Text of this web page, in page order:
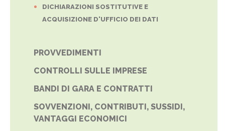
DICHIARAZIONI SOSTITUTIVE E
ACQUISIZIONE D'UFFICIO DEI DATI
PROVVEDIMENTI
CONTROLLI SULLE IMPRESE
BANDI DI GARA E CONTRATTI
SOVVENZIONI, CONTRIBUTI, SUSSIDI,
VANTAGGI ECONOMICI